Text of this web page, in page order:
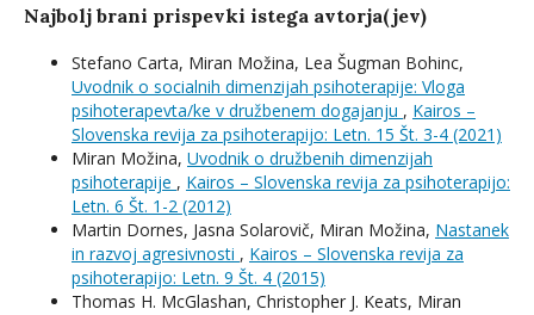
Najbolj brani prispevki istega avtorja(jev)
Stefano Carta, Miran Možina, Lea Šugman Bohinc,
Uvodnik o socialnih dimenzijah psihoterapije: Vloga
psihoterapevta/ke v družbenem dogajanju , Kairos –
Slovenska revija za psihoterapijo: Letn. 15 Št. 3-4 (2021)
Miran Možina, Uvodnik o družbenih dimenzijah
psihoterapije , Kairos – Slovenska revija za psihoterapijo:
Letn. 6 Št. 1-2 (2012)
Martin Dornes, Jasna Solarovič, Miran Možina, Nastanek
in razvoj agresivnosti , Kairos – Slovenska revija za
psihoterapijo: Letn. 9 Št. 4 (2015)
Thomas H. McGlashan, Christopher J. Keats, Miran